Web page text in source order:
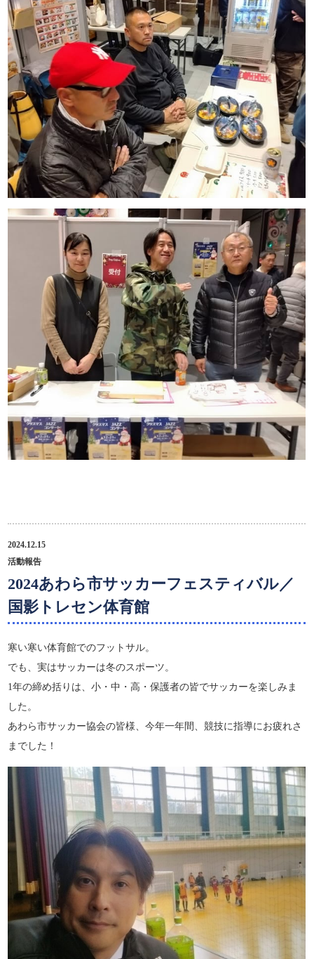
2024.12.15
活動報告
2024あわら市サッカーフェスティバル／
国影トレセン体育館
寒い寒い体育館でのフットサル。
でも、実はサッカーは冬のスポーツ。
1年の締め括りは、小・中・高・保護者の皆でサッカーを楽しみま
した。
あわら市サッカー協会の皆様、今年一年間、競技に指導にお疲れさ
までした！